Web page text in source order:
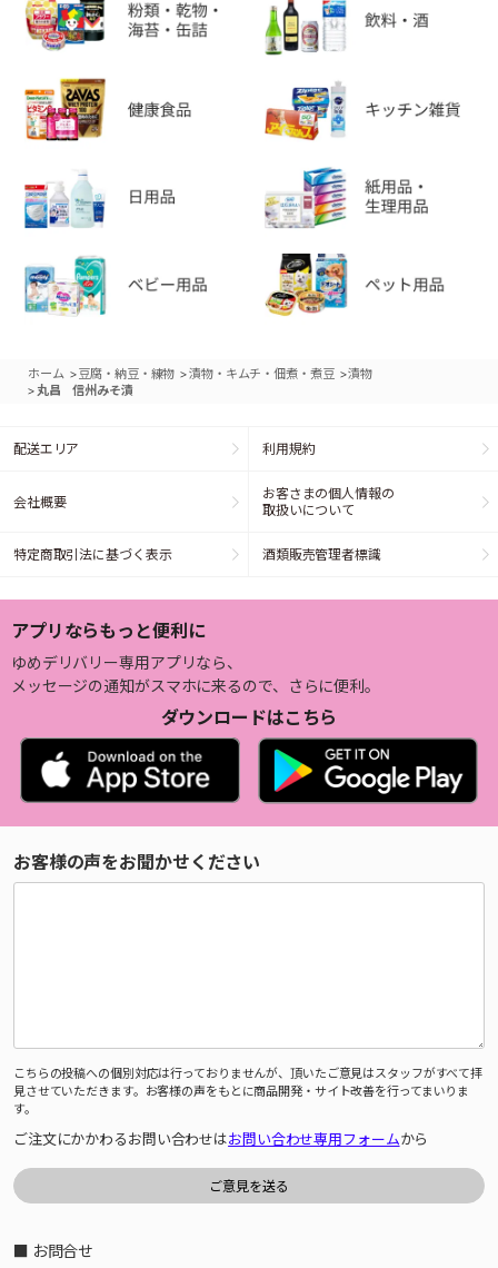
ホーム >豆腐・納豆・練物 >漬物・キムチ・佃煮・煮豆 >漬物
> 丸昌 信州みそ漬
配送エリア 利用規約
会社概要
お客さまの個人情報の
取扱いについて
特定商取引法に基づく表示 酒類販売管理者標識
アプリならもっと便利に
ゆめデリバリー専用アプリなら、
メッセージの通知がスマホに来るので、さらに便利。
ダウンロードはこちら
お客様の声をお聞かせください
こちらの投稿への個別対応は行っておりませんが、頂いたご意見はスタッフがすべて拝
見させていただきます。お客様の声をもとに商品開発・サイト改善を行ってまいりま
す。
ご注文にかかわるお問い合わせはお問い合わせ専用フォームから
■ お問合せ